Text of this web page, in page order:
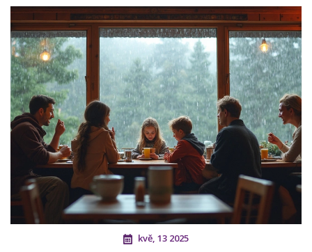
kvě, 13 2025